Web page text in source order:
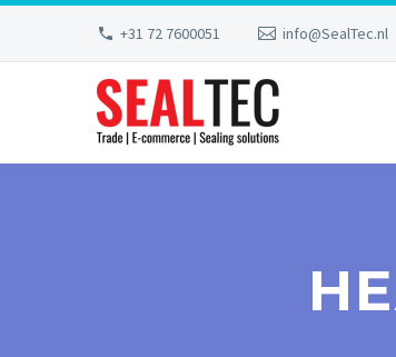
+31 72 7600051 info@SealTec.nl